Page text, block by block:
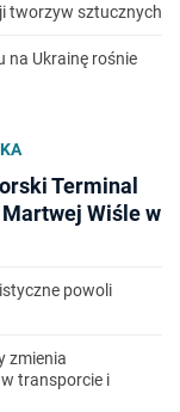
tworzyw sztucznych
na Ukrainę rośnie
Terminal
Wiśle w
powoli
zmienia
transporcie i